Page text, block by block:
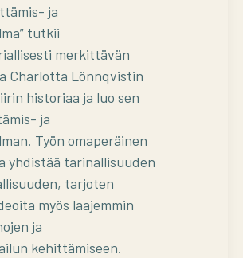
ja
tutkii
merkittävän
Charlotta Lönnqvistin
historiaa ja luo sen
ja
Työn omaperäinen
yhdistää tarinallisuuden
tarjoten
myös laajemmin
ja
kehittämiseen.